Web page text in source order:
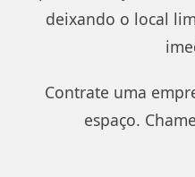
deixando o local
Contrate uma
espaço.